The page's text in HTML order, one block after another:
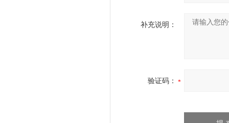
补充说明：
验证码：